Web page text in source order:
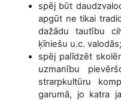
spēj būt
apgūt ne tikai
dažādu tautību
ķīniešu u.c. valodās;
spēj palīdzēt
uzmanību
strarpkultūru
garumā, jo katra